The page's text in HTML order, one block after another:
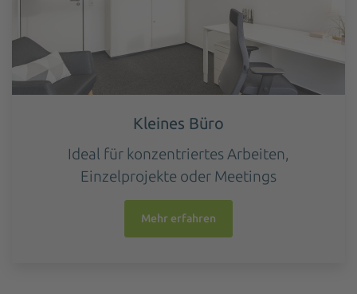
Kleines Büro
Ideal für konzentriertes Arbeiten,
Einzelprojekte oder Meetings
Mehr erfahren